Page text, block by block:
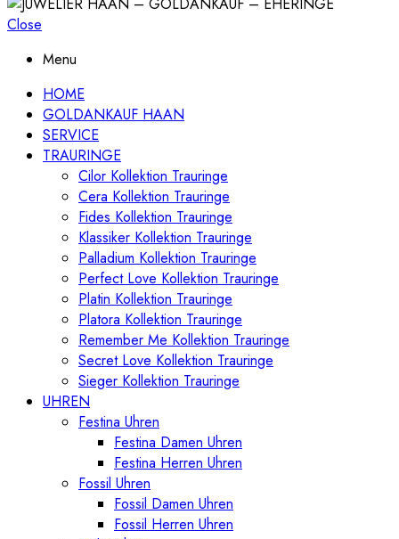
Close
Menu
HOME
GOLDANKAUF HAAN
SERVICE
TRAURINGE
Cilor Kollektion Trauringe
Cera Kollektion Trauringe
Fides Kollektion Trauringe
Klassiker Kollektion Trauringe
Palladium Kollektion Trauringe
Perfect Love Kollektion Trauringe
Platin Kollektion Trauringe
Platora Kollektion Trauringe
Remember Me Kollektion Trauringe
Secret Love Kollektion Trauringe
Sieger Kollektion Trauringe
UHREN
Festina Uhren
Festina Damen Uhren
Festina Herren Uhren
Fossil Uhren
Fossil Damen Uhren
Fossil Herren Uhren